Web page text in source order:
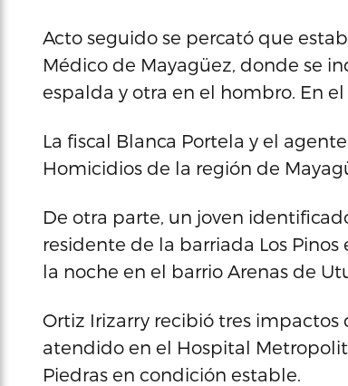
Acto seguido se percató que
Médico de Mayagüez, donde se
espalda y otra en el hombro. En
La fiscal Blanca Portela y el
Homicidios de la región de
De otra parte, un joven
residente de la barriada Los
la noche en el barrio Arenas de
Ortiz Irizarry recibió tres
atendido en el Hospital
Piedras en condición estable.